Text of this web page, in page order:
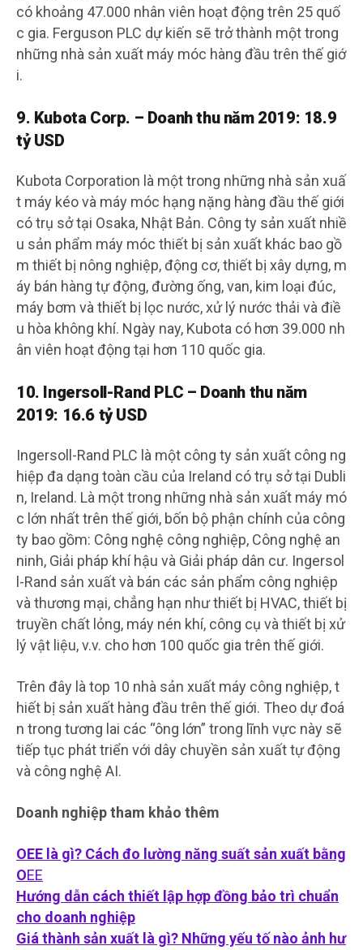
có khoảng 47.000 nhân viên hoạt động trên 25 quố
c gia. Ferguson PLC dự kiến ​​sẽ trở thành một trong
những nhà sản xuất máy móc hàng đầu trên thế giớ
i.
9. Kubota Corp. – Doanh thu năm 2019: 18.9
tỷ USD
Kubota Corporation là một trong những nhà sản xuấ
t máy kéo và máy móc hạng nặng hàng đầu thế giới
có trụ sở tại Osaka, Nhật Bản. Công ty sản xuất nhiề
u sản phẩm máy móc thiết bị sản xuất khác bao gồ
m thiết bị nông nghiệp, động cơ, thiết bị xây dựng, m
áy bán hàng tự động, đường ống, van, kim loại đúc,
máy bơm và thiết bị lọc nước, xử lý nước thải và điề
u hòa không khí. Ngày nay, Kubota có hơn 39.000 nh
ân viên hoạt động tại hơn 110 quốc gia.
10. Ingersoll-Rand PLC – Doanh thu năm
2019: 16.6 tỷ USD
Ingersoll-Rand PLC là một công ty sản xuất công ng
hiệp đa dạng toàn cầu của Ireland có trụ sở tại Dubli
n, Ireland. Là một trong những nhà sản xuất máy mó
c lớn nhất trên thế giới, bốn bộ phận chính của công
ty bao gồm: Công nghệ công nghiệp, Công nghệ an
ninh, Giải pháp khí hậu và Giải pháp dân cư. Ingersol
l-Rand sản xuất và bán các sản phẩm công nghiệp
và thương mại, chẳng hạn như thiết bị HVAC, thiết bị
truyền chất lỏng, máy nén khí, công cụ và thiết bị xử
lý vật liệu, v.v. cho hơn 100 quốc gia trên thế giới.
Trên đây là top 10 nhà sản xuất máy công nghiệp, t
hiết bị sản xuất hàng đầu trên thế giới. Theo dự đoá
n trong tương lai các “ông lớn” trong lĩnh vực này sẽ
tiếp tục phát triển với dây chuyền sản xuất tự động
và công nghệ AI.
Doanh nghiệp tham khảo thêm
OEE là gì? Cách đo lường năng suất sản xuất bằng
OEE
Hướng dẫn cách thiết lập hợp đồng bảo trì chuẩn
cho doanh nghiệp
Giá thành sản xuất là gì? Những yếu tố nào ảnh hư